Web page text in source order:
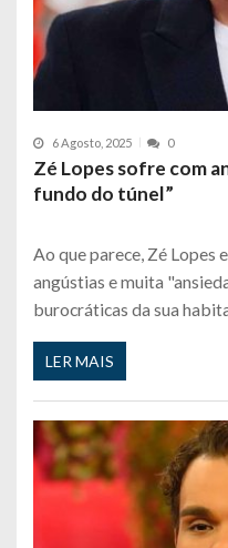
6 Agosto, 2025 0
Zé Lopes sofre com
fundo do túnel”
Ao que parece, Zé Lopes
angústias e muita
burocráticas da sua
LER MAIS